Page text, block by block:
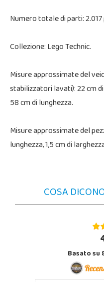
Numero totale di parti:
Collezione: Lego Technic.
Misure approssimate del
stabilizzatori lavati): 22 cm
58 cm di lunghezza.
Misure approssimate del
lunghezza, 1,5 cm di
COSA
Basato su